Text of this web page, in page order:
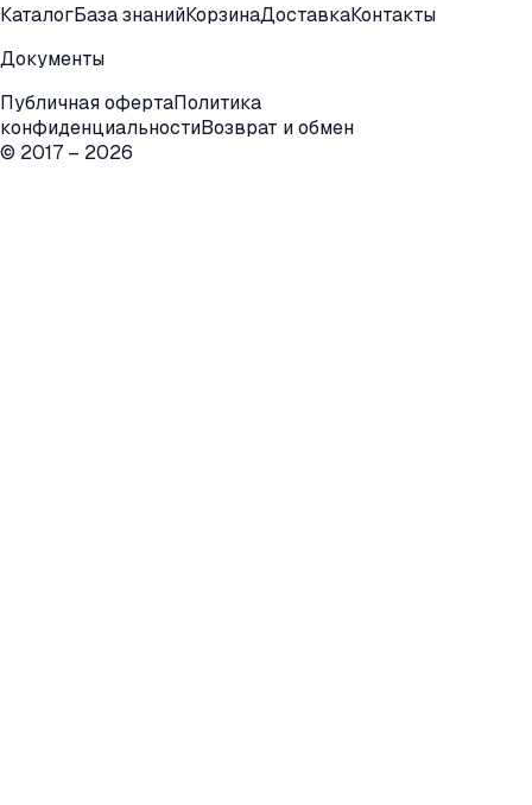
КаталогБаза знанийКорзинаДоставкаКонтакты
Документы
Публичная офертаПолитика
конфиденциальностиВозврат и обмен
© 2017 – 2026